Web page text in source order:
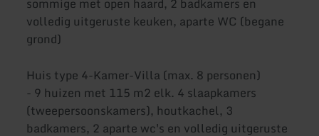
volledig uitgeruste keuken, aparte WC (begane
grond)
Huis type 4-Kamer-Villa (max. 8 personen)
- 9 huizen met 115 m2 elk. 4 slaapkamers
(tweepersoonskamers), houtkachel, 3
badkamers, 2 aparte wc's en volledig uitgeruste